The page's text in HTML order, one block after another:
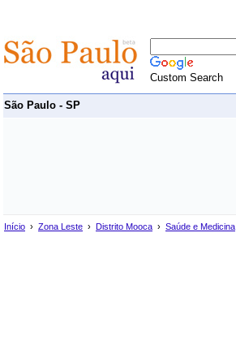
Custom Search
São Paulo - SP
Início › Zona Leste › Distrito Mooca › Saúde e Medicina